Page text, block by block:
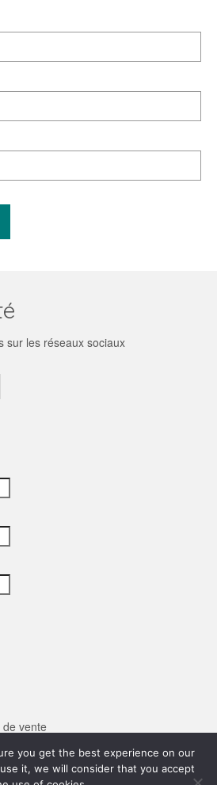
sur les réseaux sociaux
vente
you get the best experience on our
it, we will consider that you accept